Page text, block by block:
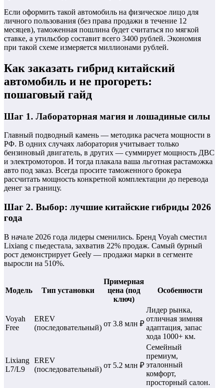
Если оформить такой автомобиль на физическое лицо для
личного пользования (без права продажи в течение 12
месяцев), таможенная пошлина будет считаться по мягкой
ставке, а утильсбор составит всего 3400 рублей. Экономия
при такой схеме измеряется миллионами рублей.
Как заказать гибрид китайский
автомобиль и не прогореть:
пошаговый гайд
Шаг 1. Лабораторная магия и лошадиные силы
Главный подводный камень — методика расчета мощности в
РФ. В одних случаях лаборатория учитывает только
бензиновый двигатель, в других — суммирует мощность ДВС
и электромоторов. И тогда плакала ваша льготная растаможка
авто под заказ. Всегда просите таможенного брокера
рассчитать мощность конкретной комплектации до перевода
денег за границу.
Шаг 2. Выбор: лучшие китайские гибриды 2026
года
В начале 2026 года лидеры сменились. Бренд Voyah сместил
Lixiang с пьедестала, захватив 22% продаж. Самый бурный
рост демонстрирует Geely — продажи марки в сегменте
выросли на 510%.
Модель Тип установки
Примерная
цена (под
ключ)
Особенности
Voyah
Free
EREV
(последовательный) от 3.8 млн ₽
Лидер рынка,
отличная зимняя
адаптация, запас
хода 1000+ км.
Lixiang
L7/L9
EREV
(последовательный) от 5.2 млн ₽
Семейный
премиум,
эталонный
комфорт,
просторный салон.